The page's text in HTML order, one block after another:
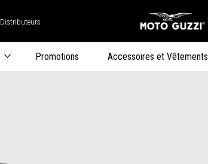
Distributeurs
Distributeurs
Promotions Accessoires et Vêtements